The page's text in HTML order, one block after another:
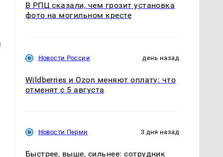
В РПЦ сказали, чем грозит установка
фото на могильном кресте
Новости России день назад
Wildberries и Ozon меняют оплату: что
отменят с 5 августа
Новости Перми 3 дня назад
Быстрее, выше, сильнее: сотрудник